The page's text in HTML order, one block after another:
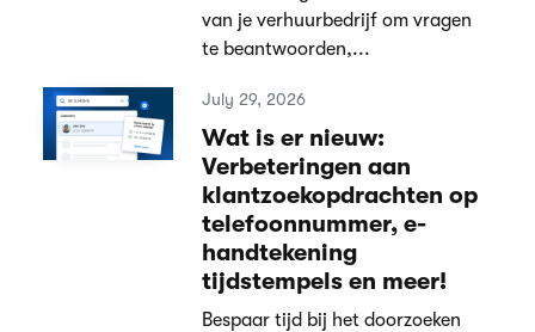
van je verhuurbedrijf om vragen
te beantwoorden,...
July 29, 2026
Wat is er nieuw:
Verbeteringen aan
klantzoekopdrachten op
telefoonnummer, e-
handtekening
tijdstempels en meer!
Bespaar tijd bij het doorzoeken